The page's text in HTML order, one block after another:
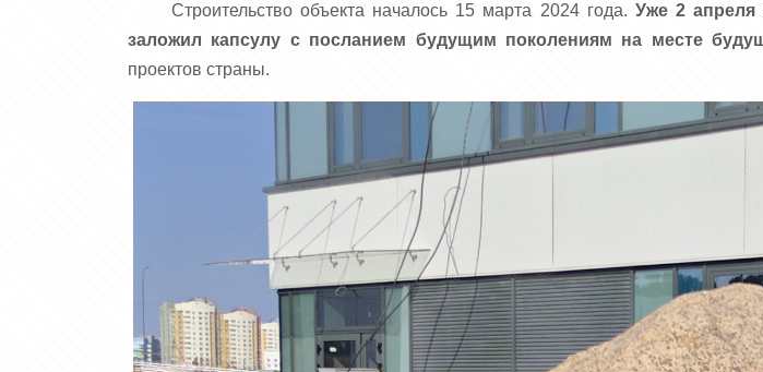
Строительство объекта началось 15 марта 2024 года. Уже 2 апреля
заложил капсулу с посланием будущим поколениям на месте
проектов страны.